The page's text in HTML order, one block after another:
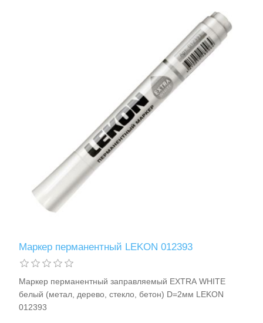
Маркер перманентный LEKON 012393
Маркер перманентный заправляемый EХTRA WHITE
белый (метал, дерево, стекло, бетон) D=2мм LEKON
012393